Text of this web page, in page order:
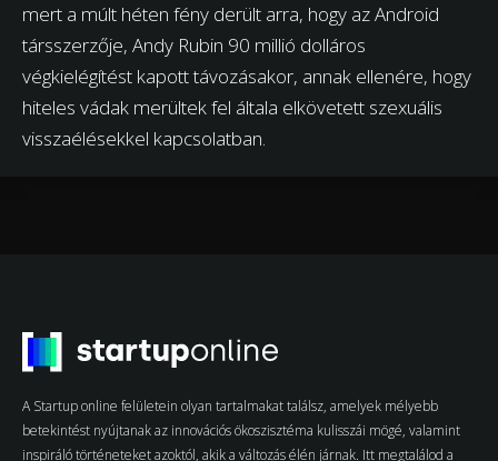
mert a múlt héten fény derült arra, hogy az Android
társszerzője, Andy Rubin 90 millió dolláros
végkielégítést kapott távozásakor, annak ellenére, hogy
hiteles vádak merültek fel általa elkövetett szexuális
visszaélésekkel kapcsolatban.
A Startup online felületein olyan tartalmakat találsz, amelyek mélyebb
betekintést nyújtanak az innovációs ökoszisztéma kulisszái mögé, valamint
inspiráló történeteket azoktól, akik a változás élén járnak. Itt megtalálod a